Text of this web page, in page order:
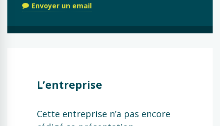
Envoyer un email
L’entreprise
Cette entreprise n’a pas encore